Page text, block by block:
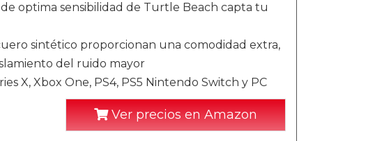
optima sensibilidad de Turtle Beach capta tu
sintético proporcionan una comodidad extra,
del ruido mayor
X, Xbox One, PS4, PS5 Nintendo Switch y PC
Ver precios en Amazon